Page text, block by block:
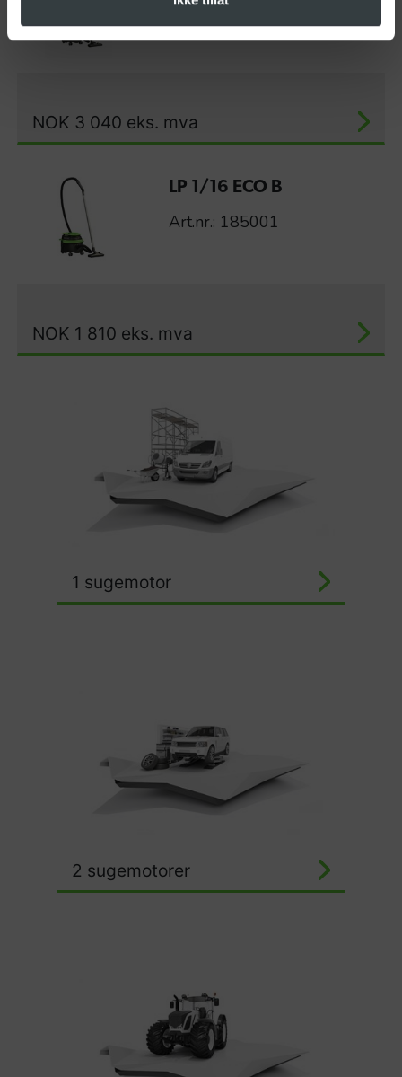
Art.nr.: 185059
NOK 3 040 eks. mva
LP 1/16 ECO B
Art.nr.: 185001
NOK 1 810 eks. mva
1 sugemotor
2 sugemotorer